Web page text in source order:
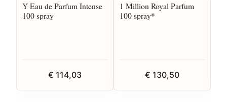
Y Eau de Parfum Intense
100 spray
€ 114,03
1 Million Royal Parfum
100 spray*
€ 130,50